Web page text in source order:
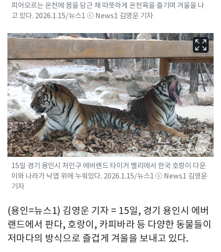
피어오르는 온천에 몸을 담근 채 따뜻하게 온천욕을 즐기며 겨울을 나
고 있다. 2026.1.15/뉴스1 ⓒ News1 김영운 기자
15일 경기 용인시 처인구 에버랜드 타이거 밸리에서 한국 호랑이 다운
이와 나라가 낙엽 위에 누워있다. 2026.1.15/뉴스1 ⓒ News1 김영운
기자
(용인=뉴스1) 김영운 기자 = 15일, 경기 용인시 에버
랜드에서 판다, 호랑이, 카피바라 등 다양한 동물들이
저마다의 방식으로 즐겁게 겨울을 보내고 있다.